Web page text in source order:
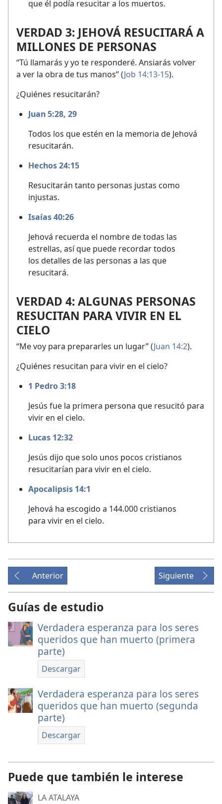
que él podía resucitar a los muertos.
VERDAD 3: JEHOVÁ RESUCITARÁ A
MILLONES DE PERSONAS
“Tú llamarás y yo te responderé. Ansiarás volver
a ver la obra de tus manos” (Job 14:13-15).
¿Quiénes resucitarán?
Juan 5:28, 29
Todos los que estén en la memoria de Jehová
resucitarán.
Hechos 24:15
Resucitarán tanto personas justas como
injustas.
Isaías 40:26
Jehová recuerda el nombre de todas las
estrellas, así que puede recordar todos
los detalles de las personas a las que
resucitará.
VERDAD 4: ALGUNAS PERSONAS
RESUCITAN PARA VIVIR EN EL
CIELO
“Me voy para prepararles un lugar” (Juan 14:2).
¿Quiénes resucitan para vivir en el cielo?
1 Pedro 3:18
Jesús fue la primera persona que resucitó para
vivir en el cielo.
Lucas 12:32
Jesús dijo que solo unos pocos cristianos
resucitarían para vivir en el cielo.
Apocalipsis 14:1
Jehová ha escogido a 144.000 cristianos
para vivir en el cielo.
Anterior Siguiente
Guías de estudio
Verdadera esperanza para los seres
queridos que han muerto (primera
parte)
Descargar
Verdadera esperanza para los seres
queridos que han muerto (segunda
parte)
Descargar
Puede que también le interese
LA ATALAYA